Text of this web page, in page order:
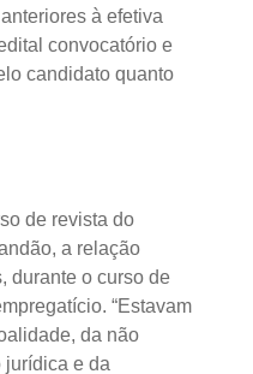
à efetiva
convocatório e
candidato quanto
de revista do
a relação
durante o curso de
“Estavam
da não
jurídica e da